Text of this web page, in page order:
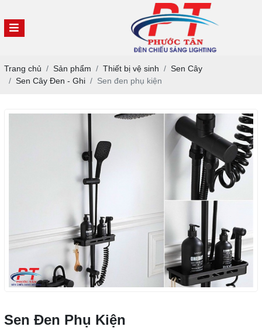
Trang chủ Sản phẩm Thiết bị vệ sinh
Sen Cây
Sen Cây Đen - Ghi
Sen đen phụ kiện
Sen Đen Phụ Kiện